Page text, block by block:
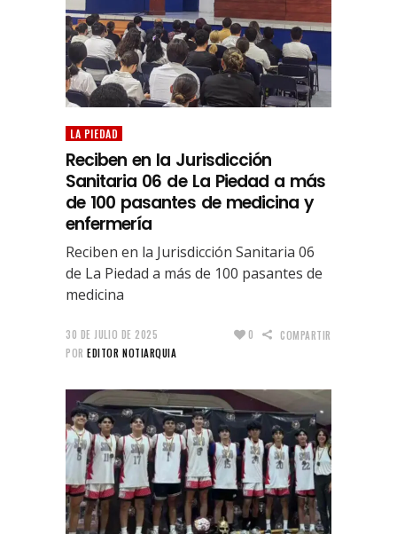
LA PIEDAD
Reciben en la Jurisdicción
Sanitaria 06 de La Piedad a más
de 100 pasantes de medicina y
enfermería
Reciben en la Jurisdicción Sanitaria 06
de La Piedad a más de 100 pasantes de
medicina
30 DE JULIO DE 2025
POR EDITOR NOTIARQUIA
0 COMPARTIR